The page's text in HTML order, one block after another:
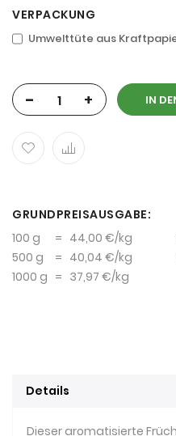
VERPACKUNG
Umwelttüte aus
- + IN
GRUNDPREISAUSGABE:
100 g
= 44,00 €/kg
500 g
= 40,04 €/kg
1000 g = 37,97 €/kg
Details
Dieser aromatisierte